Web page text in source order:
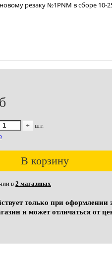
резаку №1PNM в сборе 10-
+
шт.
В корзину
в2 магазинах
только при оформлении
и может отличаться от